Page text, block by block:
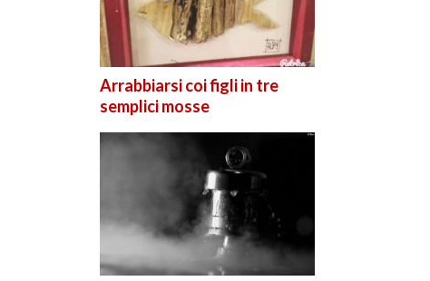
Arrabbiarsi coi figli in tre
semplici mosse